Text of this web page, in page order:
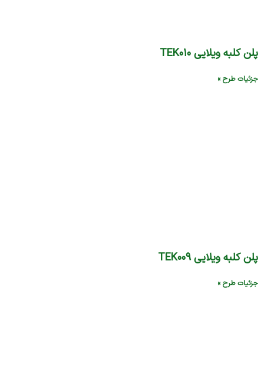
پلن کلبه ویلایی TEK۰۱۰
جزئیات طرح »
پلن کلبه ویلایی TEK۰۰۹
جزئیات طرح »